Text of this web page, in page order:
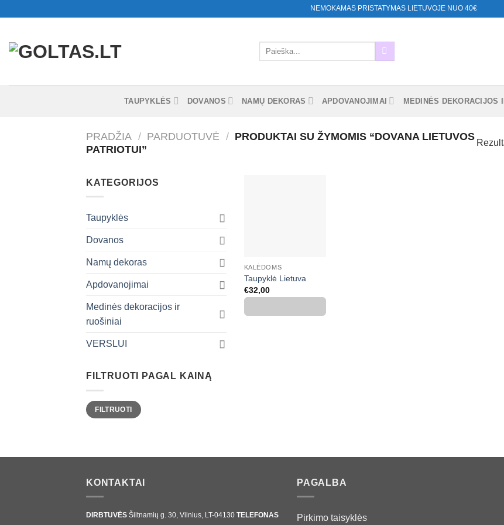
NEMOKAMAS PRISTATYMAS LIETUVOJE NUO 40€
Ieškoti:
TAUPYKLĖS DOVANOS NAMŲ DEKORAS APDOVANOJIMAI MEDINĖS DEKORACIJOS
PRADŽIA / PARDUOTUVĖ / PRODUKTAI SU ŽYMOMIS “DOVANA LIETUVOS
PATRIOTUI”
KATEGORIJOS
Taupyklės
Dovanos
Namų dekoras
Apdovanojimai
Medinės dekoracijos ir
ruošiniai
VERSLUI
FILTRUOTI PAGAL KAINĄ
Min
kaina
Maks
kainaFILTRUOTI
KALĖDOMS
Taupyklė Lietuva
€32,00
KONTAKTAI
DIRBTUVĖS Šiltnamių g. 30, Vilnius, LT-04130 TELEFONAS
PAGALBA
Pirkimo taisyklės